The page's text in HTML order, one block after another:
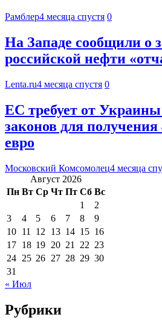
Рамблер4 месяца спустя 0
На Западе сообщили о
российской нефти
Lenta.ru4 месяца спустя 0
ЕС требует от
законов для
евро
Московский Комсомолец4 месяца
Август 2026
Пн Вт Ср Чт Пт Сб Вс
1
2
3
4 5 6 7 8
9
10 11 12 13 14 15 16
17 18 19 20 21 22 23
24 25 26 27 28 29 30
31
« Июл
Рубрики